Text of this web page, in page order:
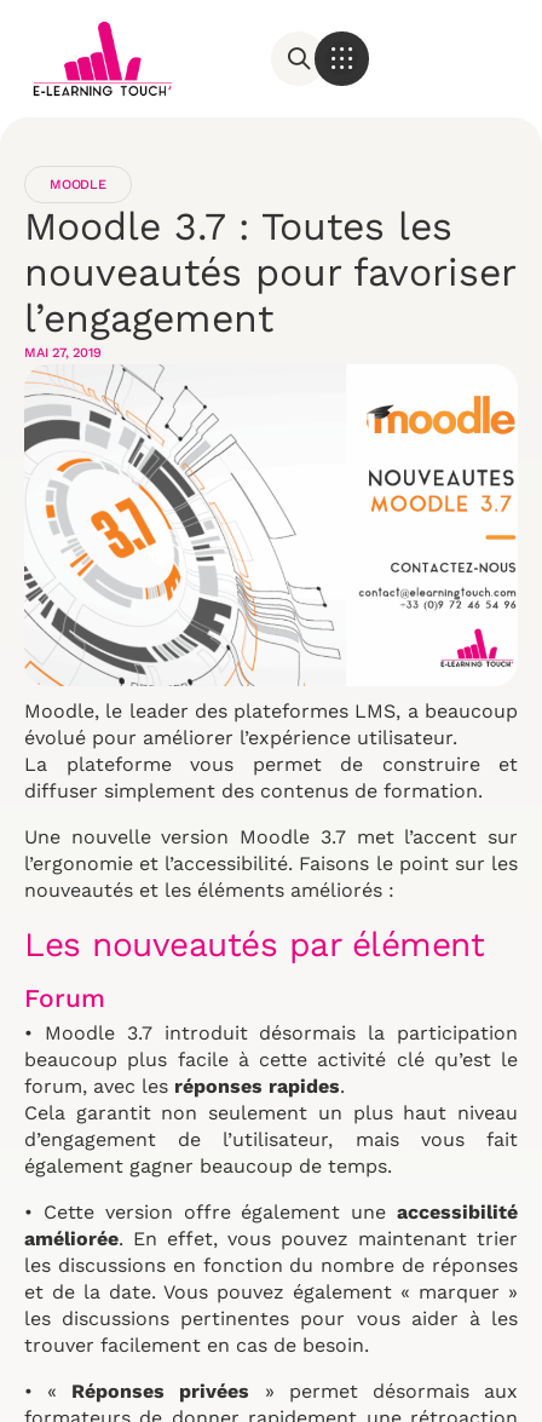
MOODLE
Moodle 3.7 : Toutes les
nouveautés pour favoriser
l’engagement
MAI 27, 2019
Moodle, le leader des plateformes LMS, a beaucoup
évolué pour améliorer l’expérience utilisateur.
La plateforme vous permet de construire et
diffuser simplement des contenus de formation.
Une nouvelle version Moodle 3.7 met l’accent sur
l’ergonomie et l’accessibilité. Faisons le point sur les
nouveautés et les éléments améliorés :
Les nouveautés par élément
Forum
• Moodle 3.7 introduit désormais la participation
beaucoup plus facile à cette activité clé qu’est le
forum, avec les réponses rapides.
Cela garantit non seulement un plus haut niveau
d’engagement de l’utilisateur, mais vous fait
également gagner beaucoup de temps.
• Cette version offre également une accessibilité
améliorée. En effet, vous pouvez maintenant trier
les discussions en fonction du nombre de réponses
et de la date. Vous pouvez également « marquer »
les discussions pertinentes pour vous aider à les
trouver facilement en cas de besoin.
• « Réponses privées » permet désormais aux